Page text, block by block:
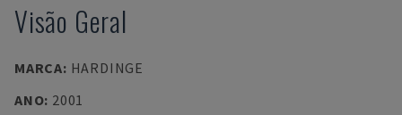
Visão Geral
MARCA: HARDINGE
ANO: 2001